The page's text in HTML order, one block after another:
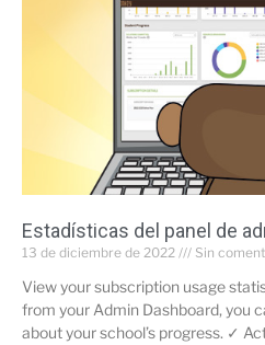
Estadísticas del panel de
13 de diciembre de 2022 Sin
View your subscription usage
from your Admin Dashboard, you
about your school’s progress. ✓